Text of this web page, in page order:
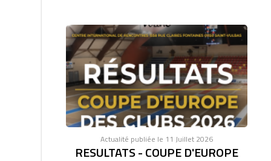
Actualité publiée le 11 Juillet 2026
RESULTATS - COUPE D'EUROPE